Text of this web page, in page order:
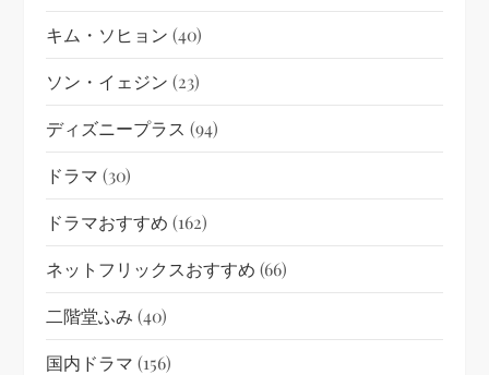
キム・ソヒョン (40)
ソン・イェジン (23)
ディズニープラス (94)
ドラマ (30)
ドラマおすすめ (162)
ネットフリックスおすすめ (66)
二階堂ふみ (40)
国内ドラマ (156)